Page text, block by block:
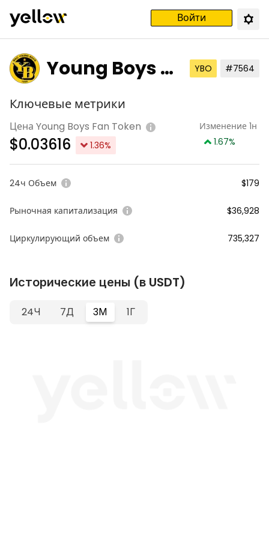
Войти
Young Boys Fa
YBO #7564
Ключевые метрики
Цена Young Boys Fan Token
$0.03616 1.36%
Изменение 1н
1.67%
24ч Объем $179
Рыночная капитализация $36,928
Циркулирующий объем 735,327
Исторические цены (в USDT)
24Ч 7Д 3М 1Г